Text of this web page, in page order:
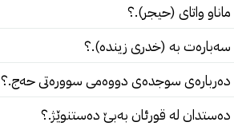
ماناو واتاى (حیجر).؟
سەبارەت بە (خدرى زیندە).؟
دەربارەى سوجدەى دووەمى سوورەتى حەج.؟
دەستدان لە قورئان بەبێ دەستنوێژ.؟